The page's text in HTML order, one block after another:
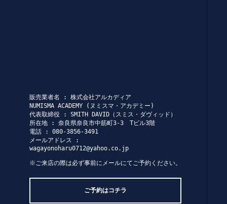
販売業者名 : 株式会社アルカディア
NUMISMA ACADEMY (ヌミスマ・アカデミー)
代表取締役 : SMITH DAVID（スミス・ダヴィッド）
所在地 : 奈良県奈良市中筋町3-3 Tビル3階
電話 : 080-3856-3491
メールアドレス :
wagayonoharu0712@yahoo.co.jp
※ご来店の際は必ず事前にメールにてご予約ください。
ご予約はコチラ